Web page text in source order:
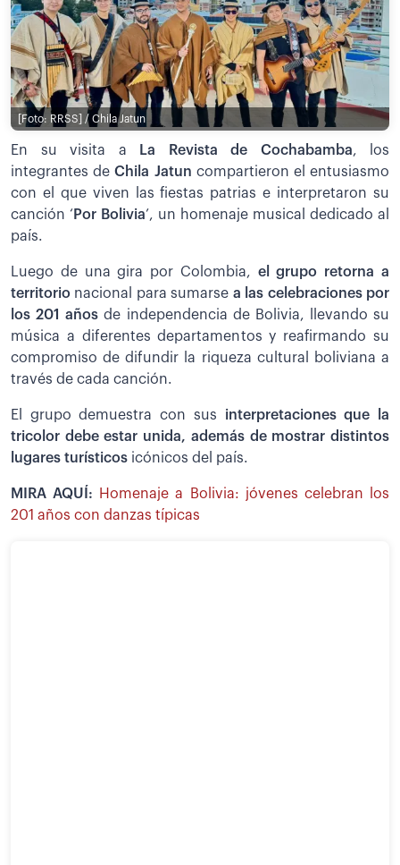
[Foto: RRSS] / Chila Jatun
En su visita a La Revista de Cochabamba, los
integrantes de Chila Jatun compartieron el entusiasmo
con el que viven las fiestas patrias e interpretaron su
canción ‘ Por Bolivia’, un homenaje musical dedicado al
país.
Luego de una gira por Colombia, el grupo retorna a
territorio nacional para sumarse a las celebraciones por
los 201 años de independencia de Bolivia, llevando su
música a diferentes departamentos y reafirmando su
compromiso de difundir la riqueza cultural boliviana a
través de cada canción.
El grupo demuestra con sus interpretaciones que la
tricolor debe estar unida, además de mostrar distintos
lugares turísticos icónicos del país.
MIRA AQUÍ:
Homenaje a Bolivia: jóvenes celebran los
201 años con danzas típicas